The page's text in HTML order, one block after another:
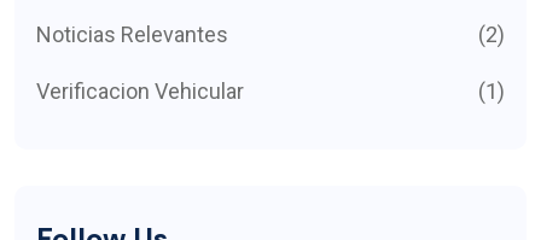
Noticias Relevantes (2)
Verificacion Vehicular (1)